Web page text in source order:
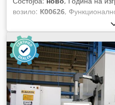
возило: K00626,
влезен напон:400 V, влезна
максимална висина на
ширина на сечење:430 мм,
на активирање:рачно,
должина:2.600 мм, вкупна
тежина:1.200 кг, Опрема:
со бесконечно варирање,